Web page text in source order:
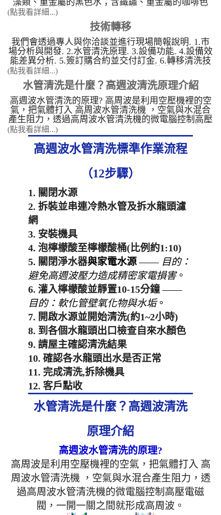
藻類、重金屬的黑色水；含鐵鏽、重金屬的咖啡色
水；含有菌藻類的綠水。 汙水顏色濃淡也會因為當
地的水質、水壓、水管的長短有所不一樣。 &nbsp;
乳白色水 這顏色的水含有雜菌類。 ...
(點我看詳細...)
技術轉移
我們會透過專人與你洽談並進行現場簡報說明. 1.市
場分析與開發. 2.水管清洗原理. 3.設備功能. 4.設備效
能差異分析. 5.簽訂購合約並交付訂金. 6.轉移清洗技
術(現場教學)，設備操作說明. 7.接案教學. 8.網路行
銷教學. 9.高週波設備保固期自交機起算3年.人為操作
不當及外力造成損害不 ...
(點我看詳細...)
水管清洗是什麼？高週波清洗原理介紹
高週波水管清洗的原理? 高周波是利用空壓機裡的空
氣，把氣體打入 高周波水管清洗機 ，空氣與水混合
產生阻力，透過高周波水管清洗機的微電腦控制高壓
電磁閥，一開一關之間就形成高周波。 &nbsp; 高周
波 水管清洗機 的微電腦控制高壓電磁閥，形成以下
三種模式 1. 水槌衝擊清洗模式：連 ...
(點我看詳細...)
高週波水管清洗標準作業流程
（12步驟）
1. 關閉水源
2. 拆裝並串連冷熱水管及拆水龍頭濾
網
3. 安裝機具
4. 泡檸檬酸至檸檬酸桶(比例約1:10)
5. 關閉淨水器與家電水源—— 目的：
避免高週波壓力造成精密家電損害。
6. 灌入檸檬酸並靜置10-15分鐘——
目的：軟化管壁氧化物與水垢。
7. 開啟水源並開始清洗(約1~2小時)
8. 到各個水龍頭出口檢查自來水顏色
9. 請屋主確認清洗結果
10. 確認各水龍頭出水是否正常
11. 完成清洗,拆除機具
12. 客戶點收
水管清洗是什麼？高週波清洗
原理介紹
高週波水管清洗的原理?
高周波是利用空壓機裡的空氣，把氣體打入 高
周波水管清洗機 ，空氣與水混合產生阻力，透
過高周波水管清洗機的微電腦控制高壓電磁
閥，一開一關之間就形成高周波。